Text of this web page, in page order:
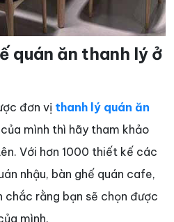
quán ăn thanh lý ở
đơn vị thanh lý quán ăn
mình thì hãy tham khảo
Với hơn 1000 thiết kế các
nhậu, bàn ghế quán cafe,
chắc rằng bạn sẽ chọn được
mình.